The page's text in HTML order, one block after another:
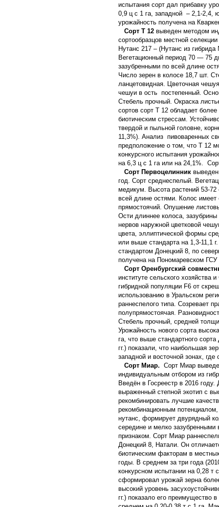
испытания сорт дал прибавку
0,9 ц с 1 га, западной – 2,1-2,4,
урожайность получена на
Сорт Т 12выведен методом
сортообразцов местной
Нутанс 217 – (Нутанс из
Вегетационный период 70 — 75
зазубренными по всей длине
Число зерен в колосе 18,7 шт.
ланцетовидная. Цветочная
чешуи в ость постепенный.
Стебель прочный. Окраска
сортов сорт Т 12 обладает
биотическим стрессам.
твердой и пыльной головне,
11,3%). Анализ пивоваренных
предположение о том, что Т 12
конкурсного испытания
на 6,3 ц с 1 га или на 24,1%.
Сорт Первоцелинник
год. Сорт среднеспелый.
медикум. Высота растений 53-
всей длине остями. Колос
прямостоячий. Опушение
Ости длиннее колоса,
нервов наружной цветковой
цвета, эллиптической формы
или выше стандарта на 1,3-11,1
стандартом Донецкий 8, по
получена на Пономаревском ГСУ
Сорт Оренбургский
институте сельского хозяйства
гибридной популяции F6 от
использованию в Уральском
раннеспелого типа. Созревает
полупрямостоячая.
Стебель прочный, средней
Урожайность нового сорта
га, что выше стандартного
гг.) показали, что наибольшая
западной и восточной зонах,
Сорт Миар. Сорт Миар
индивидуальным отбором из
Введён в Госреестр в 2016
выраженный степной экотип с
рекомбинировать лучшие
рекомбинационным
нутанс, формирует двурядный
середине и мелко зазубренными
признаком. Сорт Миар
Донецкий 8, Натали. Он
биотическим факторам в
годы. В среднем за три года
конкурсном испытании на 0,28 т
сформировал урожай зерна
высокий уровень
гг.) показало его преимущество